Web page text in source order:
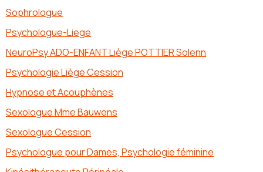
Sophrologue
Psychologue-Liege
NeuroPsy ADO-ENFANT Liège POTTIER Solenn
Psychologie Liège Cession
Hypnose et Acouphènes
Sexologue Mme Bauwens
Sexologue Cession
Psychologue pour Dames, Psychologie féminine